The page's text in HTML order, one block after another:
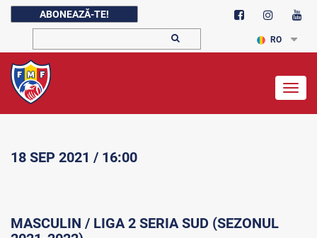
ABONEAZĂ-TE!
RO
18 SEP 2021 / 16:00
MASCULIN / LIGA 2 SERIA SUD (SEZONUL